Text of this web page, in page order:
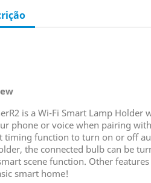
is a Wi-Fi Smart Lamp
phone or voice when pairing
timing function to turn on or off
the connected bulb can be
scene function. Other
smart home!